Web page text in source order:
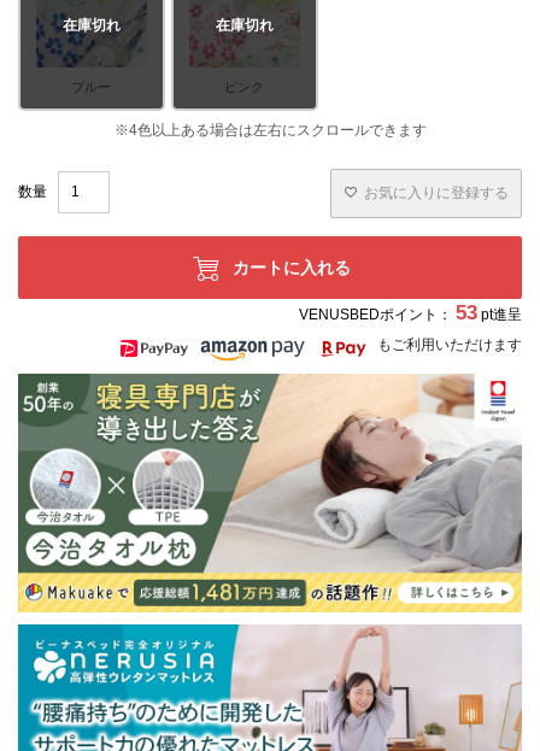
ブルー
在庫切れ
ピンク
在庫切れ
お気に入りに登録する
カートに入れる
VENUSBEDポイント： 53 pt進呈
もご利用いただけます